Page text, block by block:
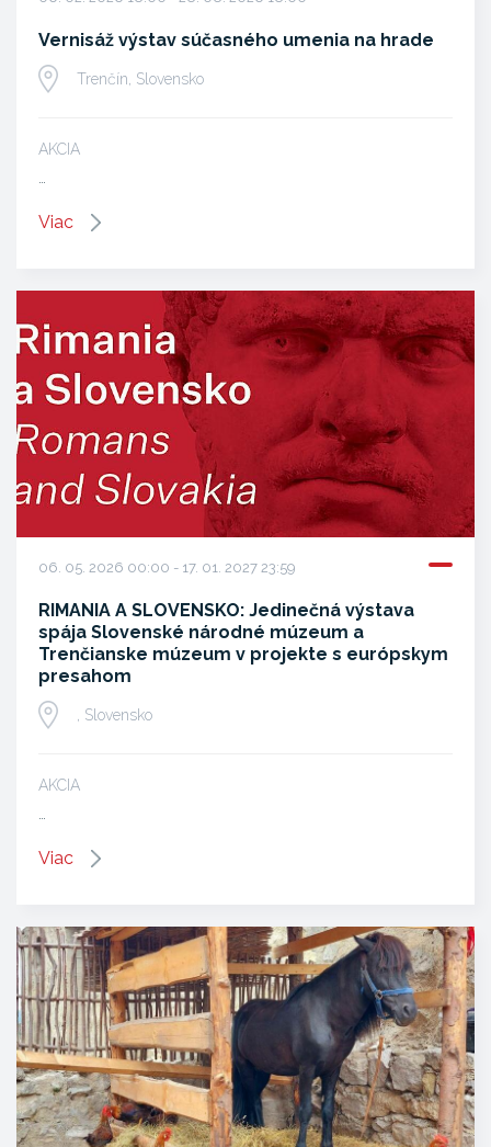
Vernisáž výstav súčasného umenia na hrade
Trenčín, Slovensko
AKCIA
Viac
06. 05. 2026 00:00 - 17. 01. 2027 23:59
RIMANIA A SLOVENSKO: Jedinečná výstava
spája Slovenské národné múzeum a
Trenčianske múzeum v projekte s európskym
presahom
, Slovensko
AKCIA
…
Viac